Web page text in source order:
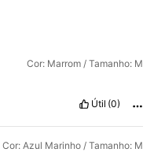
Cor: Marrom / Tamanho: M
Útil (0)
Cor: Azul Marinho / Tamanho: M